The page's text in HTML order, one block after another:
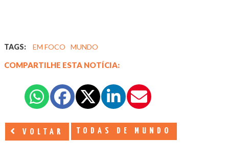
TAGS: EM FOCO MUNDO
COMPARTILHE ESTA NOTÍCIA:
VOLTAR TODAS DE MUNDO